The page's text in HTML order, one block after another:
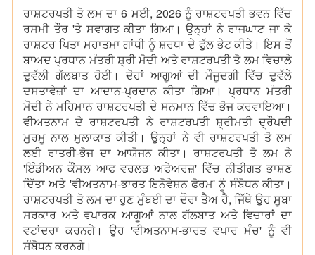
ਰਾਸ਼ਟਰਪਤੀ ਤੋ ਲਮ ਦਾ 6 ਮਈ, 2026 ਨੂੰ ਰਾਸ਼ਟਰਪਤੀ ਭਵਨ ਵਿੱਚ
ਰਸਮੀ ਤੌਰ 'ਤੇ ਸਵਾਗਤ ਕੀਤਾ ਗਿਆ। ਉਨ੍ਹਾਂ ਨੇ ਰਾਜਘਾਟ ਜਾ ਕੇ
ਰਾਸ਼ਟਰ ਪਿਤਾ ਮਹਾਤਮਾ ਗਾਂਧੀ ਨੂੰ ਸ਼ਰਧਾ ਦੇ ਫੁੱਲ ਭੇਟ ਕੀਤੇ। ਇਸ ਤੋਂ
ਬਾਅਦ ਪ੍ਰਧਾਨ ਮੰਤਰੀ ਸ਼੍ਰੀ ਮੋਦੀ ਅਤੇ ਰਾਸ਼ਟਰਪਤੀ ਤੋ ਲਮ ਵਿਚਾਲੇ
ਦੁਵੱਲੀ ਗੱਲਬਾਤ ਹੋਈ। ਦੋਹਾਂ ਆਗੂਆਂ ਦੀ ਮੌਜੂਦਗੀ ਵਿੱਚ ਦੁਵੱਲੇ
ਦਸਤਾਵੇਜ਼ਾਂ ਦਾ ਆਦਾਨ-ਪ੍ਰਦਾਨ ਕੀਤਾ ਗਿਆ। ਪ੍ਰਧਾਨ ਮੰਤਰੀ
ਮੋਦੀ ਨੇ ਮਹਿਮਾਨ ਰਾਸ਼ਟਰਪਤੀ ਦੇ ਸਨਮਾਨ ਵਿੱਚ ਭੋਜ ਕਰਵਾਇਆ।
ਵੀਅਤਨਾਮ ਦੇ ਰਾਸ਼ਟਰਪਤੀ ਨੇ ਰਾਸ਼ਟਰਪਤੀ ਸ਼੍ਰੀਮਤੀ ਦ੍ਰੌਪਦੀ
ਮੁਰਮੂ ਨਾਲ ਮੁਲਾਕਾਤ ਕੀਤੀ। ਉਨ੍ਹਾਂ ਨੇ ਵੀ ਰਾਸ਼ਟਰਪਤੀ ਤੋ ਲਮ
ਲਈ ਰਾਤਰੀ-ਭੋਜ ਦਾ ਆਯੋਜਨ ਕੀਤਾ। ਰਾਸ਼ਟਰਪਤੀ ਤੋ ਲਮ ਨੇ
'ਇੰਡੀਅਨ ਕੌਂਸਲ ਆਫ ਵਰਲਡ ਅਫੇਅਰਜ਼' ਵਿੱਚ ਨੀਤੀਗਤ ਭਾਸ਼ਣ
ਦਿੱਤਾ ਅਤੇ 'ਵੀਅਤਨਾਮ-ਭਾਰਤ ਇਨੋਵੇਸ਼ਨ ਫੋਰਮ' ਨੂੰ ਸੰਬੋਧਨ ਕੀਤਾ।
ਰਾਸ਼ਟਰਪਤੀ ਤੋ ਲਮ ਦਾ ਹੁਣ ਮੁੰਬਈ ਦਾ ਦੌਰਾ ਤੈਅ ਹੈ, ਜਿੱਥੇ ਉਹ ਸੂਬਾ
ਸਰਕਾਰ ਅਤੇ ਵਪਾਰਕ ਆਗੂਆਂ ਨਾਲ ਗੱਲਬਾਤ ਅਤੇ ਵਿਚਾਰਾਂ ਦਾ
ਵਟਾਂਦਰਾ ਕਰਨਗੇ। ਉਹ 'ਵੀਅਤਨਾਮ-ਭਾਰਤ ਵਪਾਰ ਮੰਚ' ਨੂੰ ਵੀ
ਸੰਬੋਧਨ ਕਰਨਗੇ।